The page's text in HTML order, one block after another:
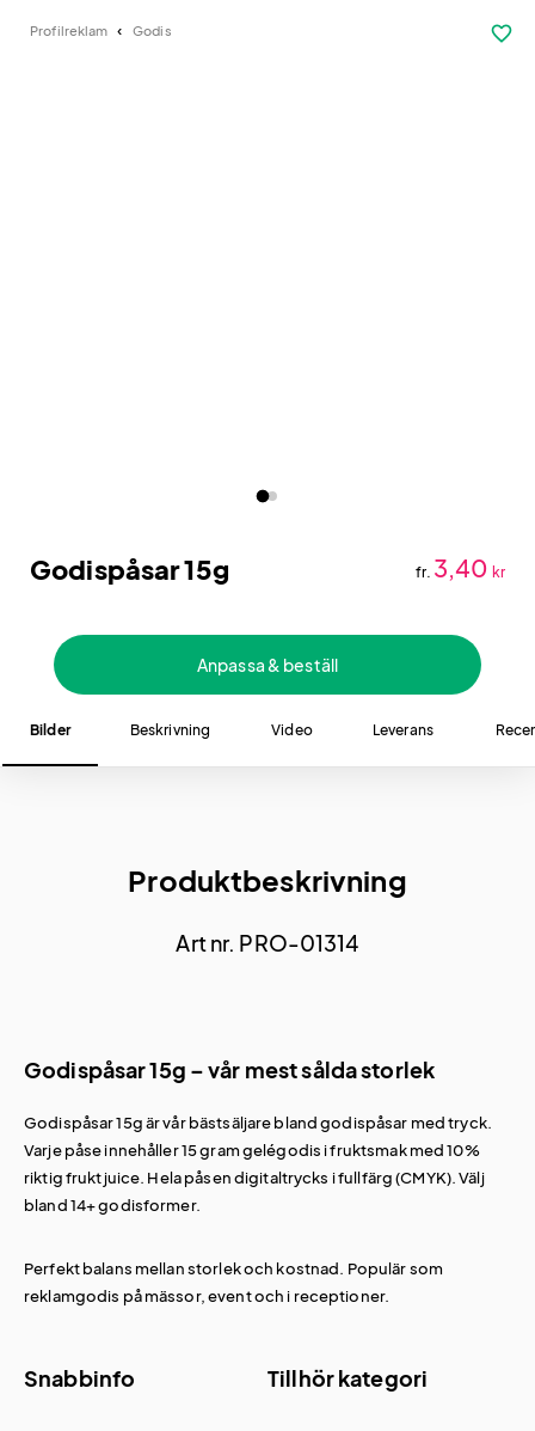
Profilreklam Godis favorite_border
Godispåsar 15g fr. 3,40 kr
Anpassa & beställ
Bilder Beskrivning Video Leverans
Produktbeskrivning
Art nr. PRO-01314
Godispåsar 15g – vår mest sålda storlek
Godispåsar 15g är vår bästsäljare bland godispåsar med tryck.
Varje påse innehåller 15 gram gelégodis i fruktsmak med 10%
riktig fruktjuice. Hela påsen digitaltrycks i fullfärg (CMYK). Välj
bland 14+ godisformer.
Perfekt balans mellan storlek och kostnad. Populär som
reklamgodis på mässor, event och i receptioner.
Snabbinfo Tillhör kategori